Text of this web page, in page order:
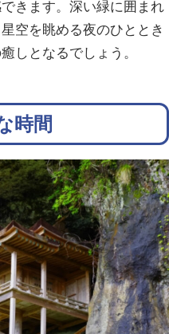
きます。深い緑に囲まれ
空を眺める夜のひととき
しとなるでしょう。
時間